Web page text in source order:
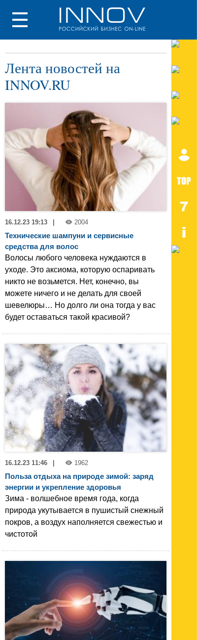
Лента новостей на
INNOV.RU
16.12.23 19:13 2004
Технические шампуни и сервисные
средства для волос
Волосы любого человека нуждаются в
уходе. Это аксиома, которую оспаривать
никто не возьмется. Нет, конечно, вы
можете ничего и не делать для своей
шевелюры… Но долго ли она тогда у вас
будет оставаться такой красивой?
16.12.23 11:46 1962
Польза отдыха на природе зимой: заряд
энергии и укрепление здоровья
Зима - волшебное время года, когда
природа укутывается в пушистый снежный
покров, а воздух наполняется свежестью и
чистотой